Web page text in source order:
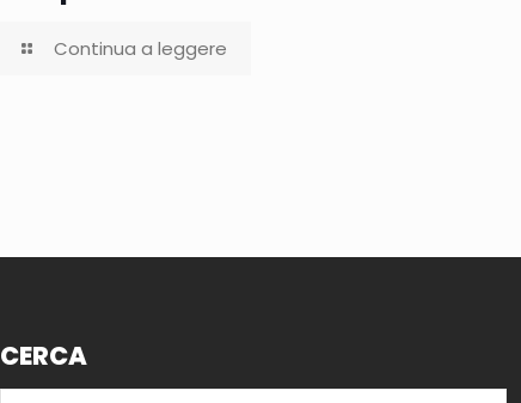
Continua a leggere
CERCA